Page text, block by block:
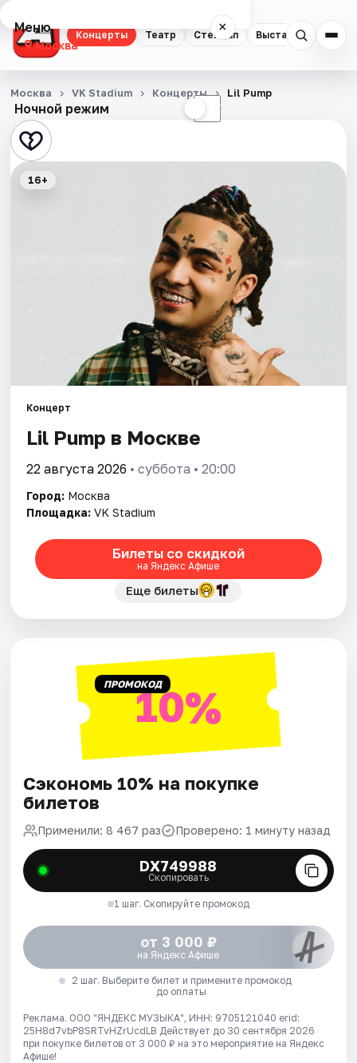
Концерты Театр Стендап Выставки
Меню ×
Москва
Концерты
Театр
Стендап
Площадки
Артисты
Рейтинги
Ночной режим ☾
Москва VK Stadium Концерты Lil Pump
16+
Концерт
Lil Pump в Москве
22 августа 2026 • суббота • 20:00
Город: Москва
Площадка: VK Stadium
Билеты со скидкой
на Яндекс Афише
Еще билеты
ПРОМОКОД10%
Сэкономь 10% на покупке
билетов
Применили: 8 467 раз Проверено: 1 минуту назад
DX749988
Скопировать
1 шаг. Скопируйте промокод
от 3 000 ₽
на Яндекс Афише
2 шаг. Выберите билет и примените промокод
до оплаты
Реклама. ООО "ЯНДЕКС МУЗЫКА", ИНН: 9705121040 erid:
25H8d7vbP8SRTvHZrUcdLB Действует до 30 сентября 2026
при покупке билетов от 3 000 ₽ на это мероприятие на Яндекс
Афише!